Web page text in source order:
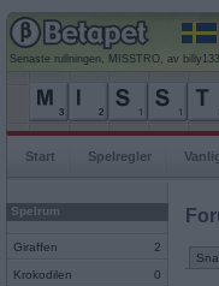
Senaste rullningen, MISSTRO, av
Start Spelregler
Spelrum
Giraffen 2
Krokodilen 0